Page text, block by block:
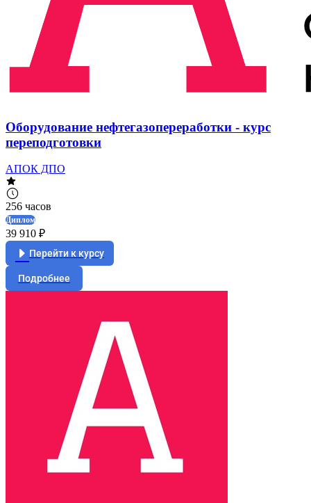
Оборудование нефтегазопереработки - курс
переподготовки
АПОК ДПО
256 часов
Диплом
39 910 ₽
Перейти к курсу
Подробнее